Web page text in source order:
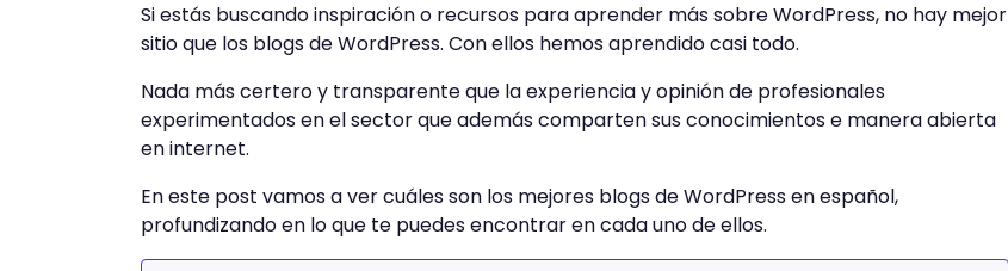
Si estás buscando inspiración o recursos para aprender más sobre WordPress, no hay mejor
sitio que los blogs de WordPress. Con ellos hemos aprendido casi todo.
Nada más certero y transparente que la experiencia y opinión de profesionales
experimentados en el sector que además comparten sus conocimientos e manera abierta
en internet.
En este post vamos a ver cuáles son los mejores blogs de WordPress en español,
profundizando en lo que te puedes encontrar en cada uno de ellos.